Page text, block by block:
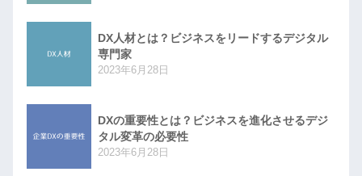
DX人材とは？ビジネスをリードするデジタル
専門家
2023年6月28日
DXの重要性とは？ビジネスを進化させるデジ
タル変革の必要性
2023年6月28日